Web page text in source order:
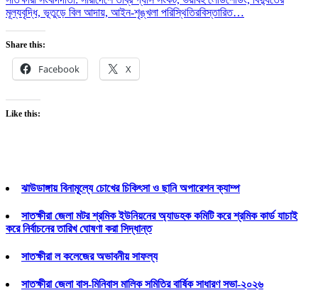
মূল্যবৃদ্ধি, ভূতুড়ে বিল আদায়, আইন-শৃঙ্খলা পরিস্থিতিরবিস্তারিত…
Share this:
Facebook X
Like this:
ঝাউডাঙ্গায় বিনামূল্যে চোখের চিকিৎসা ও ছানি অপারেশন ক্যাম্প
সাতক্ষীরা জেলা মটর শ্রমিক ইউনিয়নের অ্যাডহক কমিটি করে শ্রমিক কার্ড যাচাই
করে নির্বাচনের তারিখ ঘোষণা করা সিদ্ধান্ত
সাতক্ষীরা ল কলেজের অভাবনীয় সাফল্য
সাতক্ষীরা জেলা বাস-মিনিবাস মালিক সমিতির বার্ষিক সাধারণ সভা-২০২৬